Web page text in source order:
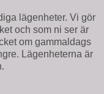
lägenheter. Vi gör
och som ni ser är
om gammaldags
Lägenheterna är